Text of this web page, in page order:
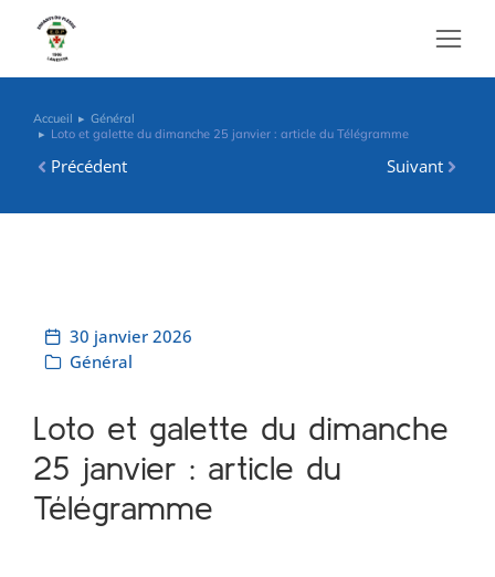
principal
Vous êtes ici :
Accueil
Général
Loto et galette du dimanche 25 janvier : article du Télégramme
Précédent Suivant
30 janvier 2026
Général
Loto et galette du dimanche
25 janvier : article du
Télégramme